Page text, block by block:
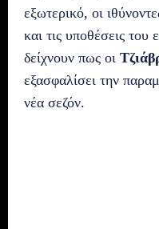
εξωτερικό, οι
και τις υποθέσεις
δείχνουν πως οι
εξασφαλίσει την
νέα σεζόν.